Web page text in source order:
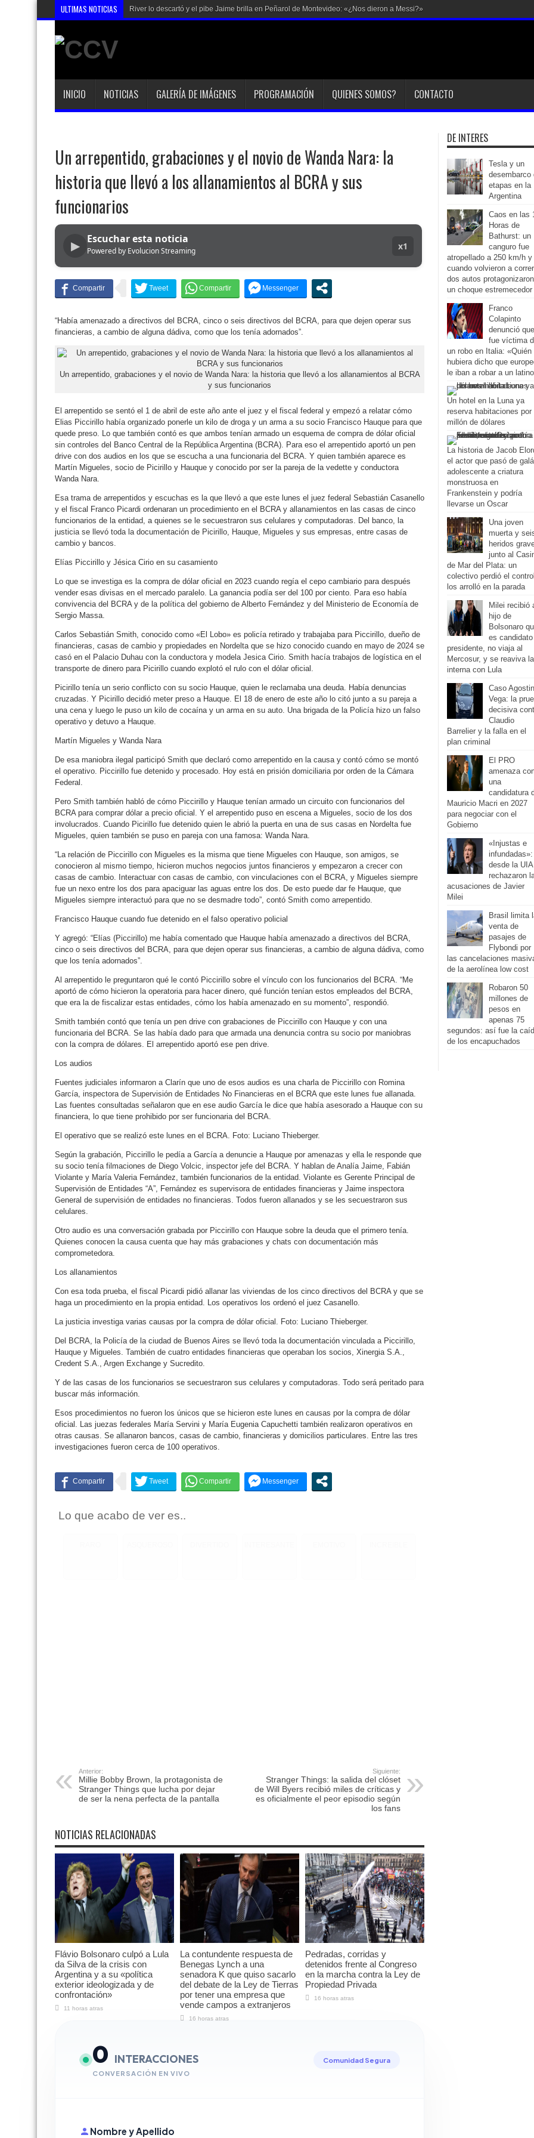
ULTIMAS NOTICIAS River lo descartó y el pibe Jaime brilla en Peñarol de Montevideo: «¿Nos dieron a Messi?»
INICIO NOTICIAS GALERÍA DE IMÁGENES PROGRAMACIÓN QUIENES SOMOS? CONTACTO
Un arrepentido, grabaciones y el novio de Wanda Nara: la
historia que llevó a los allanamientos al BCRA y sus
funcionarios
▶
Escuchar esta noticia
Powered by Evolucion Streaming x1
“Había amenazado a directivos del BCRA, cinco o seis directivos del BCRA, para que dejen operar sus
financieras, a cambio de alguna dádiva, como que los tenía adornados”.
Un arrepentido, grabaciones y el novio de Wanda Nara: la historia que llevó a los allanamientos al BCRA
y sus funcionarios
El arrepentido se sentó el 1 de abril de este año ante el juez y el fiscal federal y empezó a relatar cómo
Elias Piccirillo había organizado ponerle un kilo de droga y un arma a su socio Francisco Hauque para que
quede preso. Lo que también contó es que ambos tenían armado un esquema de compra de dólar oficial
sin controles del Banco Central de la República Argentina (BCRA). Para eso el arrepentido aportó un pen
drive con dos audios en los que se escucha a una funcionaria del BCRA. Y quien también aparece es
Martín Migueles, socio de Picirillo y Hauque y conocido por ser la pareja de la vedette y conductora
Wanda Nara.
Esa trama de arrepentidos y escuchas es la que llevó a que este lunes el juez federal Sebastián Casanello
y el fiscal Franco Picardi ordenaran un procedimiento en el BCRA y allanamientos en las casas de cinco
funcionarios de la entidad, a quienes se le secuestraron sus celulares y computadoras. Del banco, la
justicia se llevó toda la documentación de Picirillo, Hauque, Migueles y sus empresas, entre casas de
cambio y bancos.
Elías Piccirillo y Jésica Cirio en su casamiento
Lo que se investiga es la compra de dólar oficial en 2023 cuando regía el cepo cambiario para después
vender esas divisas en el mercado paralelo. La ganancia podía ser del 100 por ciento. Para eso había
convivencia del BCRA y de la política del gobierno de Alberto Fernández y del Ministerio de Economía de
Sergio Massa.
Carlos Sebastián Smith, conocido como «El Lobo» es policía retirado y trabajaba para Piccirillo, dueño de
financieras, casas de cambio y propiedades en Nordelta que se hizo conocido cuando en mayo de 2024 se
casó en el Palacio Duhau con la conductora y modela Jesica Cirio. Smith hacía trabajos de logística en el
transporte de dinero para Picirillo cuando explotó el rulo con el dólar oficial.
Picirillo tenía un serio conflicto con su socio Hauque, quien le reclamaba una deuda. Había denuncias
cruzadas. Y Picirillo decidió meter preso a Hauque. El 18 de enero de este año lo citó junto a su pareja a
una cena y luego le puso un kilo de cocaína y un arma en su auto. Una brigada de la Policía hizo un falso
operativo y detuvo a Hauque.
Martín Migueles y Wanda Nara
De esa maniobra ilegal participó Smith que declaró como arrepentido en la causa y contó cómo se montó
el operativo. Piccirillo fue detenido y procesado. Hoy está en prisión domiciliaria por orden de la Cámara
Federal.
Pero Smith también habló de cómo Piccirillo y Hauque tenían armado un circuito con funcionarios del
BCRA para comprar dólar a precio oficial. Y el arrepentido puso en escena a Migueles, socio de los dos
involucrados. Cuando Picirillo fue detenido quien le abrió la puerta en una de sus casas en Nordelta fue
Migueles, quien también se puso en pareja con una famosa: Wanda Nara.
“La relación de Piccirillo con Migueles es la misma que tiene Migueles con Hauque, son amigos, se
conocieron al mismo tiempo, hicieron muchos negocios juntos financieros y empezaron a crecer con
casas de cambio. Interactuar con casas de cambio, con vinculaciones con el BCRA, y Migueles siempre
fue un nexo entre los dos para apaciguar las aguas entre los dos. De esto puede dar fe Hauque, que
Migueles siempre interactuó para que no se desmadre todo”, contó Smith como arrepentido.
Francisco Hauque cuando fue detenido en el falso operativo policial
Y agregó: “Elías (Piccirillo) me había comentado que Hauque había amenazado a directivos del BCRA,
cinco o seis directivos del BCRA, para que dejen operar sus financieras, a cambio de alguna dádiva, como
que los tenía adornados”.
Al arrepentido le preguntaron qué le contó Piccirillo sobre el vínculo con los funcionarios del BCRA. “Me
aportó de cómo hicieron la operatoria para hacer dinero, qué función tenían estos empleados del BCRA,
que era la de fiscalizar estas entidades, cómo los había amenazado en su momento”, respondió.
Smith también contó que tenía un pen drive con grabaciones de Piccirillo con Hauque y con una
funcionaria del BCRA. Se las había dado para que armada una denuncia contra su socio por maniobras
con la compra de dólares. El arrepentido aportó ese pen drive.
Los audios
Fuentes judiciales informaron a Clarín que uno de esos audios es una charla de Piccirillo con Romina
García, inspectora de Supervisión de Entidades No Financieras en el BCRA que este lunes fue allanada.
Las fuentes consultadas señalaron que en ese audio García le dice que había asesorado a Hauque con su
financiera, lo que tiene prohibido por ser funcionaria del BCRA.
El operativo que se realizó este lunes en el BCRA. Foto: Luciano Thieberger.
Según la grabación, Piccirillo le pedía a García a denuncie a Hauque por amenazas y ella le responde que
su socio tenía filmaciones de Diego Volcic, inspector jefe del BCRA. Y hablan de Analía Jaime, Fabián
Violante y María Valeria Fernández, también funcionarios de la entidad. Violante es Gerente Principal de
Supervisión de Entidades “A”, Fernández es supervisora de entidades financieras y Jaime inspectora
General de supervisión de entidades no financieras. Todos fueron allanados y se les secuestraron sus
celulares.
Otro audio es una conversación grabada por Piccirillo con Hauque sobre la deuda que el primero tenía.
Quienes conocen la causa cuenta que hay más grabaciones y chats con documentación más
comprometedora.
Los allanamientos
Con esa toda prueba, el fiscal Picardi pidió allanar las viviendas de los cinco directivos del BCRA y que se
haga un procedimiento en la propia entidad. Los operativos los ordenó el juez Casanello.
La justicia investiga varias causas por la compra de dólar oficial. Foto: Luciano Thieberger.
Del BCRA, la Policía de la ciudad de Buenos Aires se llevó toda la documentación vinculada a Piccirillo,
Hauque y Migueles. También de cuatro entidades financieras que operaban los socios, Xinergia S.A.,
Credent S.A., Argen Exchange y Sucredito.
Y de las casas de los funcionarios se secuestraron sus celulares y computadoras. Todo será peritado para
buscar más información.
Esos procedimientos no fueron los únicos que se hicieron este lunes en causas por la compra de dólar
oficial. Las juezas federales María Servini y María Eugenia Capuchetti también realizaron operativos en
otras causas. Se allanaron bancos, casas de cambio, financieras y domicilios particulares. Entre las tres
investigaciones fueron cerca de 100 operativos.
Lo que acabo de ver es..
Anterior:
Millie Bobby Brown, la protagonista de
Stranger Things que lucha por dejar
de ser la nena perfecta de la pantalla
Siguiente:
Stranger Things: la salida del clóset
de Will Byers recibió miles de críticas y
es oficialmente el peor episodio según
los fans
NOTICIAS RELACIONADAS
Flávio Bolsonaro culpó a Lula
da Silva de la crisis con
Argentina y a su «política
exterior ideologizada y de
confrontación»
11 horas atras
La contundente respuesta de
Benegas Lynch a una
senadora K que quiso sacarlo
del debate de la Ley de Tierras
por tener una empresa que
vende campos a extranjeros
16 horas atras
Pedradas, corridas y
detenidos frente al Congreso
en la marcha contra la Ley de
Propiedad Privada
16 horas atras
0 INTERACCIONES
CONVERSACIÓN EN VIVO
Comunidad Segura
Nombre y Apellido
DE INTERES
Tesla y un
desembarco
etapas en la
Argentina
Caos en las
Horas de
Bathurst: un
canguro fue
atropellado a 250 km/h y
cuando volvieron a correr
dos autos protagonizaron
un choque estremecedor
Franco
Colapinto
denunció que
fue víctima
un robo en Italia: «Quién
hubiera dicho que
le iban a robar a un
Un hotel en la Luna ya
reserva habitaciones por
millón de dólares
La historia de Jacob
el actor que pasó de
adolescente a criatura
monstruosa en
Frankenstein y podría
llevarse un Oscar
Una joven
muerta y
heridos
junto al
de Mar del Plata: un
colectivo perdió el
los arrolló en la parada
Milei recibió
hijo de
Bolsonaro
es
presidente, no viaja al
Mercosur, y se reaviva la
interna con Lula
Caso
Vega: la
decisiva
Claudio
Barrelier y la falla en el
plan criminal
El PRO
amenaza
una
candidatura
Mauricio Macri en 2027
para negociar con el
Gobierno
«Injustas e
infundadas»:
desde la UIA
rechazaron
acusaciones de Javier
Milei
Brasil limita
venta de
pasajes de
Flybondi por
las cancelaciones
de la aerolínea low cost
Robaron 50
millones de
pesos en
apenas 75
segundos: así fue la
de los encapuchados